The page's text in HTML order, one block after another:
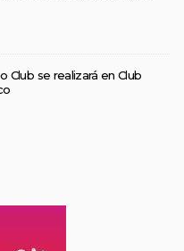
Club se realizará en Club